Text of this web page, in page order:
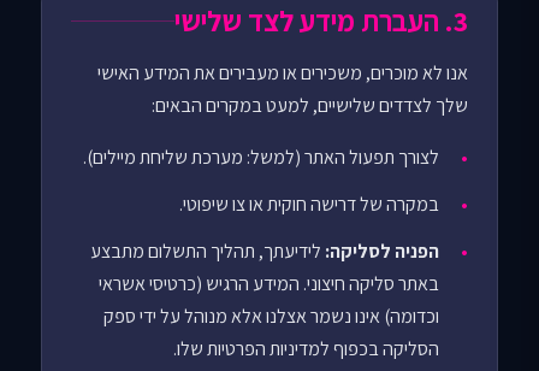
3. העברת מידע לצד שלישי
אנו לא מוכרים, משכירים או מעבירים את המידע האישי
שלך לצדדים שלישיים, למעט במקרים הבאים:
לצורך תפעול האתר (למשל: מערכת שליחת מיילים).
במקרה של דרישה חוקית או צו שיפוטי.
הפניה לסליקה: לידיעתך, תהליך התשלום מתבצע
באתר סליקה חיצוני. המידע הרגיש (כרטיסי אשראי
וכדומה) אינו נשמר אצלנו אלא מנוהל על ידי ספק
הסליקה בכפוף למדיניות הפרטיות שלו.